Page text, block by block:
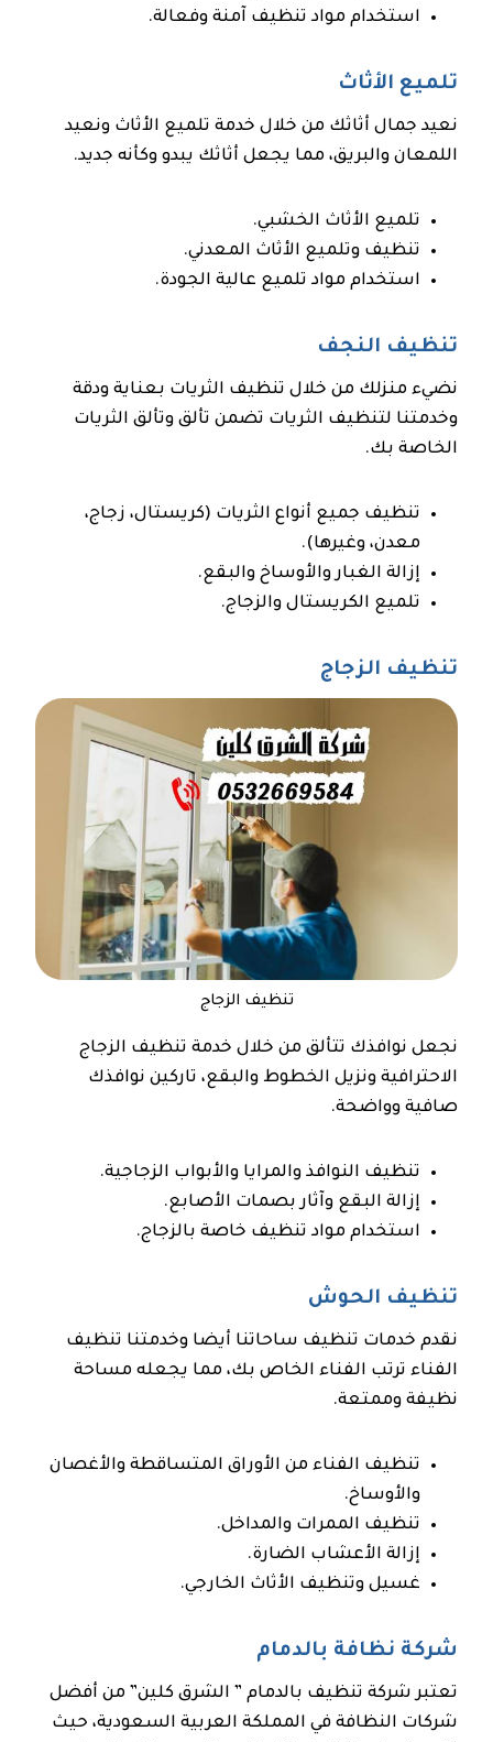
استخدام مواد تنظيف آمنة وفعالة.
تلميع الأثاث
نعيد جمال أثاثك من خلال خدمة تلميع الأثاث ونعيد
اللمعان والبريق، مما يجعل أثاثك يبدو وكأنه جديد.
تلميع الأثاث الخشبي.
تنظيف وتلميع الأثاث المعدني.
استخدام مواد تلميع عالية الجودة.
تنظيف النجف
نضيء منزلك من خلال تنظيف الثريات بعناية ودقة
وخدمتنا لتنظيف الثريات تضمن تألق وتألق الثريات
الخاصة بك.
تنظيف جميع أنواع الثريات (كريستال، زجاج،
معدن، وغيرها).
إزالة الغبار والأوساخ والبقع.
تلميع الكريستال والزجاج.
تنظيف الزجاج
تنظيف الزجاج
نجعل نوافذك تتألق من خلال خدمة تنظيف الزجاج
الاحترافية ونزيل الخطوط والبقع، تاركين نوافذك
صافية وواضحة.
تنظيف النوافذ والمرايا والأبواب الزجاجية.
إزالة البقع وآثار بصمات الأصابع.
استخدام مواد تنظيف خاصة بالزجاج.
تنظيف الحوش
نقدم خدمات تنظيف ساحاتنا أيضا وخدمتنا تنظيف
الفناء ترتب الفناء الخاص بك، مما يجعله مساحة
نظيفة وممتعة.
تنظيف الفناء من الأوراق المتساقطة والأغصان
والأوساخ.
تنظيف الممرات والمداخل.
إزالة الأعشاب الضارة.
غسيل وتنظيف الأثاث الخارجي.
شركة نظافة بالدمام
تعتبر شركة تنظيف بالدمام ” الشرق كلين” من أفضل
شركات النظافة في المملكة العربية السعودية، حيث